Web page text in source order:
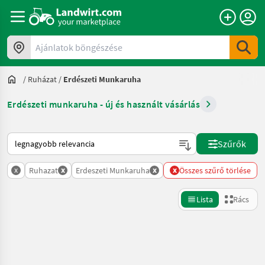
Ajánlatok böngészése
/ Ruházat / Erdészeti Munkaruha
Erdészeti munkaruha - új és használt vásárlás
Így van sorba rendezve a Landwirt.com-on
Szűrők
x Ruhazat x Erdeszeti Munkaruha x x Összes szűrő törlése
Lista Rács